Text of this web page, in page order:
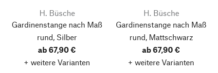
H. Büsche
Gardinenstange nach Maß
rund, Silber
ab 67,90 €
+ weitere Varianten
H. Büsche
Gardinenstange nach Maß
rund, Mattschwarz
ab 67,90 €
+ weitere Varianten